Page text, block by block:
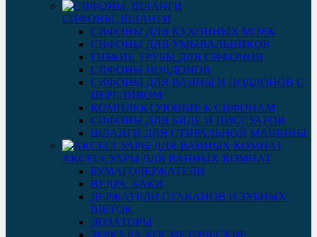
СИФОНЫ, ШЛАНГИ
СИФОНЫ ДЛЯ КУХОННЫХ МОЕК
СИФОНЫ ДЛЯ УМЫВАЛЬНИКОВ
ГИБКИЕ ТРУБЫ ДЛЯ СИФОНОВ
СИФОНЫ ПОДДОНОВ
СИФОНЫ ДЛЯ ВАННЫ И ПОДДОНОВ С
ПЕРЕЛИВОМ
КОМПЛЕКТУЮЩИЕ К СИФОНАМ
СИФОНЫ ДЛЯ БИДЕ И ПИССУАРОВ
ШЛАНГИ ДЛЯ СТИРАЛЬНОЙ МАШИНЫ
АКСЕССУАРЫ ДЛЯ ВАННЫХ КОМНАТ
БУМАГОДЕРЖАТЕЛИ
ВЕДРА, БАКИ
ДЕРЖАТЕЛИ СТАКАНОВ И ЗУБНЫХ
ЩЕТОК
ДОЗАТОРЫ
ЗЕРКАЛА КОСМЕТИЧЕСКИЕ